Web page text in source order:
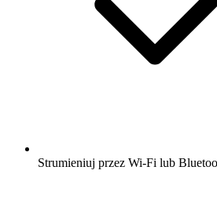
Strumieniuj przez Wi-Fi lub